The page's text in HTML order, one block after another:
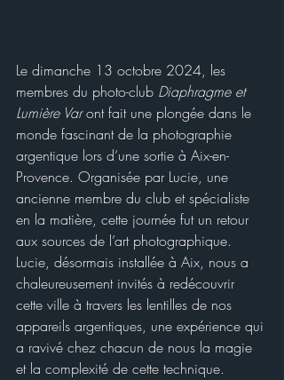
Le dimanche 13 octobre 2024, les
membres du photo-club Diaphragme et
Lumière Var ont fait une plongée dans le
monde fascinant de la photographie
argentique lors d’une sortie à Aix-en-
Provence. Organisée par Lucie, une
ancienne membre du club et spécialiste
en la matière, cette journée fut un retour
aux sources de l’art photographique.
Lucie, désormais installée à Aix, nous a
chaleureusement invités à redécouvrir
cette ville à travers les lentilles de nos
appareils argentiques, une expérience qui
a ravivé chez chacun de nous la magie
et la complexité de cette technique.